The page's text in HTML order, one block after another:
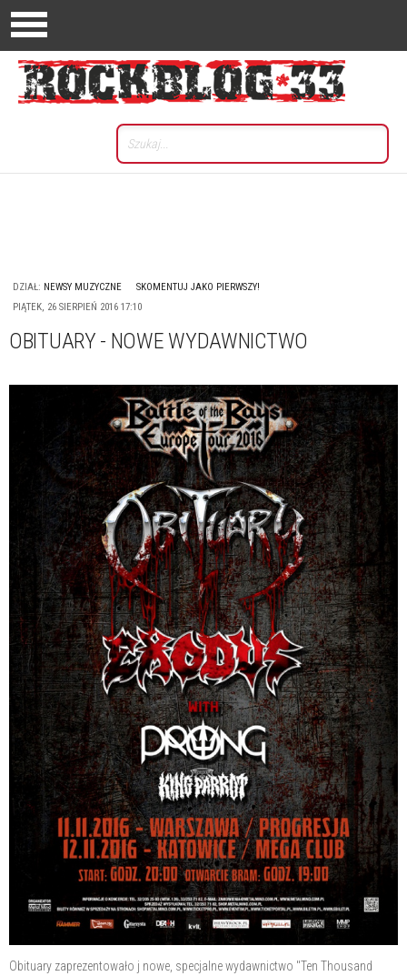
DZIAŁ: NEWSY MUZYCZNE
SKOMENTUJ JAKO PIERWSZY!
PIĄTEK, 26 SIERPIEŃ 2016 17:10
OBITUARY - NOWE WYDAWNICTWO
Obituary zaprezentowało j nowe, specjalne wydawnictwo "Ten Thousand